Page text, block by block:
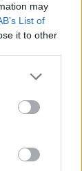
may
List of
it to other
Google
click to
tags to
Google